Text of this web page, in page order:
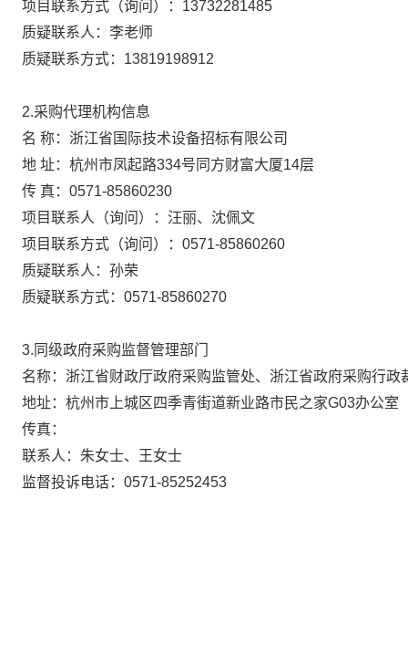
项目联系方式（询问）： 13732281485
质疑联系人： 李老师
质疑联系方式： 13819198912
2.采购代理机构信息
名 称： 浙江省国际技术设备招标有限公司
地 址： 杭州市凤起路334号同方财富大厦14层
传 真： 0571-85860230
项目联系人（询问）： 汪丽、沈佩文
项目联系方式（询问）： 0571-85860260
质疑联系人： 孙荣
质疑联系方式： 0571-85860270
3.同级政府采购监督管理部门
名称：浙江省财政厅政府采购监管处、浙江省政府采购行政
地址：杭州市上城区四季青街道新业路市民之家G03办公室
传真：
联系人：朱女士、王女士
监督投诉电话：0571-85252453